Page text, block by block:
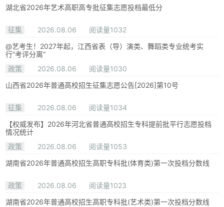
湖北省2026年艺术高职高专批征集志愿投档最低分
征集 2026.08.06
阅读量1032
@艺考生！2027年起，江西省表（导）演类、舞蹈类专业统考实
行“考评分离”
政策
2026.08.06
阅读量1030
山西省2026年普通高校招生征集志愿公告[2026]第10号
征集 2026.08.06
阅读量1034
【权威发布】2026年河北省普通高校招生专科提前批平行志愿投档
情况统计
政策
2026.08.06
阅读量1053
湖南省2026年普通高校招生高职专科批(体育类)第一次投档分数线
政策 2026.08.06
阅读量1023
湖南省2026年普通高校招生高职专科批(艺术类)第一次投档分数线